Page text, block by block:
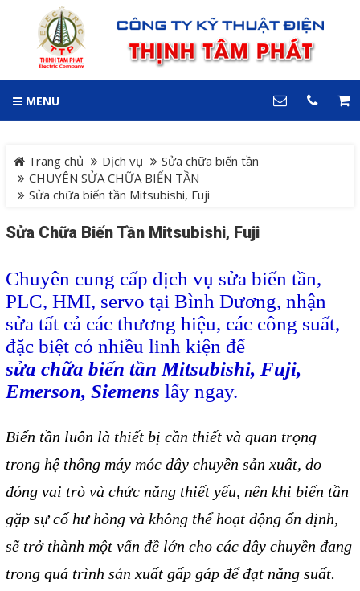
MENU
Trang chủ Dịch vụ
Sửa chữa biến tần
CHUYÊN SỬA CHỮA BIẾN TẦN
Sửa chữa biến tần Mitsubishi, Fuji
Sửa Chữa Biến Tần Mitsubishi, Fuji
Chuyên cung cấp dịch vụ sửa biến tần,
PLC, HMI, servo tại Bình Dương, nhận
sửa tất cả các thương hiệu, các công suất,
đặc biệt có nhiều linh kiện để
sửa chữa biến tần Mitsubishi, Fuji,
Emerson, Siemens lấy ngay.
Biến tần luôn là thiết bị cần thiết và quan trọng
trong hệ thống máy móc dây chuyền sản xuất, do
đóng vai trò và chức năng thiết yếu, nên khi biến tần
gặp sự cố hư hỏng và không thể hoạt động ổn định,
sẽ trở thành một vấn đề lớn cho các dây chuyền đang
trong quá trình sản xuất gấp gáp để đạt năng suất.
Trang chủ
Dự án
Sản phẩm
Hệ Thống Cảnh Báo An
Toàn Xe Nâng
Hệ thống điều khiển giám
sát và thu thập dữ liệu
Giải pháp quản lý bằng mã
Bảng LED điện tử
Bảng điện tử năng suất
Bảng Led hiển thị nhiệt độ
độ ẩm
Đồng hồ thời gian thực
Máy dò kim loại
GIỎ HÀNG
LIÊN HỆ
Hotline
64 đường 24, KDC Hiệp
Dương
Điện thoại
0909 199 102
COPYRIGHT 2018. ALL RIGHTS RESERVED